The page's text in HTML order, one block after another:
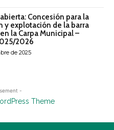
Concesión para la
y explotación de la barra
la Carpa Municipal –
2026
de 2025
-